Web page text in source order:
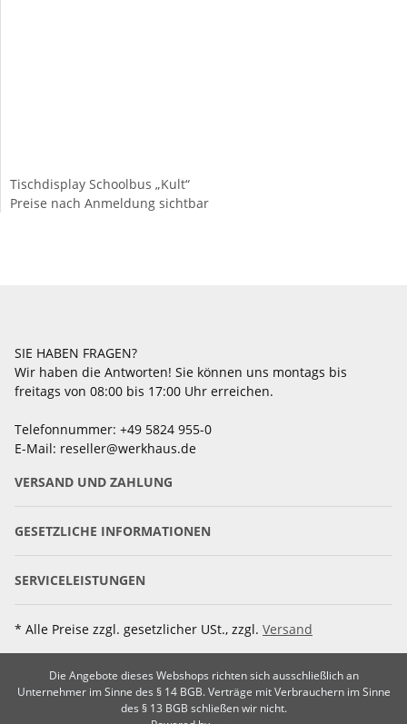
Tischdisplay Schoolbus „Kult“
Preise nach Anmeldung sichtbar
SIE HABEN FRAGEN?
Wir haben die Antworten! Sie können uns montags bis
freitags von 08:00 bis 17:00 Uhr erreichen.
Telefonnummer: +49 5824 955-0
E-Mail: reseller@werkhaus.de
VERSAND UND ZAHLUNG
GESETZLICHE INFORMATIONEN
SERVICELEISTUNGEN
* Alle Preise zzgl. gesetzlicher USt., zzgl. Versand
Die Angebote dieses Webshops richten sich ausschließlich an
Unternehmer im Sinne des § 14 BGB. Verträge mit Verbrauchern im Sinne
des § 13 BGB schließen wir nicht.